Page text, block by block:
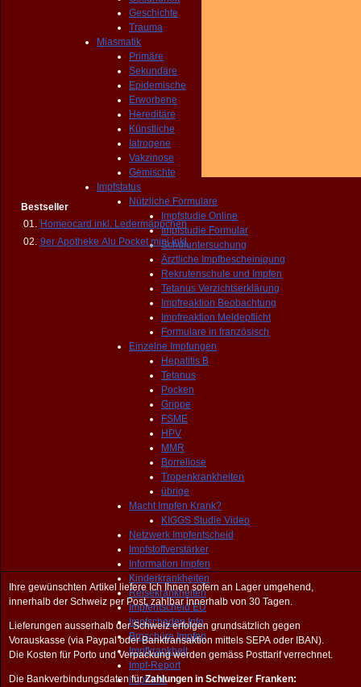
Geschichte
Trauma
Miasmatik
Primäre
Sekundäre
Epidemische
Erworbene
Hereditäre
Künstliche
Iatrogene
Vakzinose
Gemischte
Impfstatus
Nützliche Formulare
Impfstudie Online
Impfstudie Formular
Schuluntersuchung
Ärztliche Impfbescheinigung
Rekrutenschule und Impfen
Tetanus Verzichtserklärung
Impfreaktion Beobachtung
Impfreaktion Meldepflicht
Formulare in französisch
Einzelne Impfungen
Hepatitis B
Tetanus
Pocken
Grippe
FSME
HPV
MMR
Borreliose
Tropenkrankheiten
übrige
Macht Impfen Krank?
KIGGS Studie Video
Netzwerk Impfentscheid
Impfstoffverstärker
Information Impfen
Kinderkrankheiten
Reisekrankheiten
Impfentscheid EU
Impfschaden Info
Broschüre Impfen
Impfkrankheit
Impf-Report
Impf-Info
Bestseller
01. Homeocard inkl. Ledermäppchen
02. 9er Apotheke Alu Pocket mini inkl.
Ihre gewünschten Artikel liefere Ich Ihnen sofern an Lager umgehend,
innerhalb der Schweiz per Post, zahlbar innerhalb von 30 Tagen.
Lieferungen ausserhalb der Schweiz erfolgen grundsätzlich gegen
Vorauskasse (via Paypal oder Banktransaktion mittels SEPA oder IBAN).
Die Kosten für Porto und Verpackung werden gemäss Posttarif verrechnet.
Die Bankverbindungsdaten fürZahlungen in Schweizer Franken: